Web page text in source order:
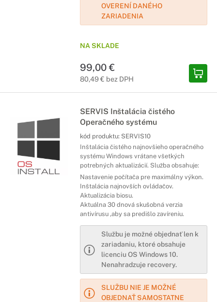
OVERENÍ DANÉHO
ZARIADENIA
NA SKLADE
99,00 €
80,49 € bez DPH
SERVIS Inštalácia čistého
Operačného systému
kód produktu: SERVIS10
Inštalácia čistého najnovšieho operačného
systému Windows vrátane všetkých
potrebných aktualizácií. Služba obsahuje:
Nastavenie počítača pre maximálny výkon.
Inštalácia najnovších ovládačov.
Aktualizácia biosu.
Aktuálna 30 dnová skušobná verzia
antivírusu ,aby sa predišlo zavíreniu.
Službu je možné objednať len k
zariadaniu, ktoré obsahuje
licenciu OS Windows 10.
Nenahradzuje recovery.
SLUŽBU NIE JE MOŽNÉ
OBJEDNAŤ SAMOSTATNE